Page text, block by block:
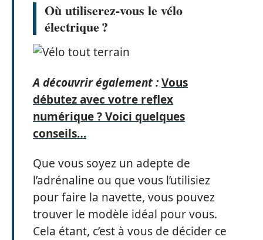
Où utiliserez-vous le vélo
électrique ?
A découvrir également :Vous
débutez avec votre reflex
numérique ? Voici quelques
conseils…
Que vous soyez un adepte de
l’adrénaline ou que vous l’utilisiez
pour faire la navette, vous pouvez
trouver le modèle idéal pour vous.
Cela étant, c’est à vous de décider ce